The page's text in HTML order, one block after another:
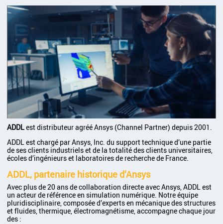
ADDLestdistributeur agréé Ansys (Channel Partner) depuis 2001.
ADDL est chargé par Ansys, Inc. du support technique d’une partie
de ses clients industriels et de la totalité des clients universitaires,
écoles d’ingénieurs et laboratoires de recherche de France.
ADDL, partenaire historique d’Ansys
Avec plus de20 ans de collaboration directe avec Ansys, ADDL est
un acteur de référence en simulation numérique. Notre équipe
pluridisciplinaire, composée d’experts en mécanique des structures
et fluides, thermique, électromagnétisme, accompagne chaque jour
des :